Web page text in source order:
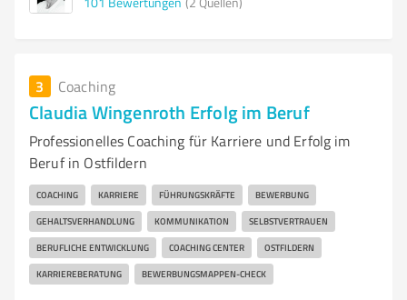
3 Coaching
Claudia Wingenroth Erfolg im Beruf
Professionelles Coaching für Karriere und Erfolg im
Beruf in Ostfildern
COACHING KARRIERE FÜHRUNGSKRÄFTE BEWERBUNG
GEHALTSVERHANDLUNG KOMMUNIKATION SELBSTVERTRAUEN
BERUFLICHE ENTWICKLUNG COACHING CENTER OSTFILDERN
KARRIEREBERATUNG BEWERBUNGSMAPPEN-CHECK